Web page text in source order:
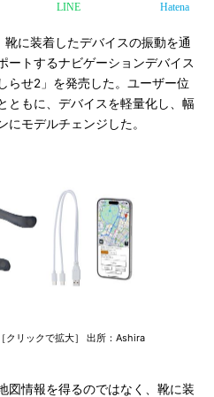
LINE Hatena
に装着したデバイスの振動を通
ートするナビゲーションデバイス
らせ2」を発売した。ユーザー位
ともに、デバイスを軽量化し、幅
にモデルチェンジした。
クリックで拡大］ 出所：Ashira
情報を得るのではなく、靴に装